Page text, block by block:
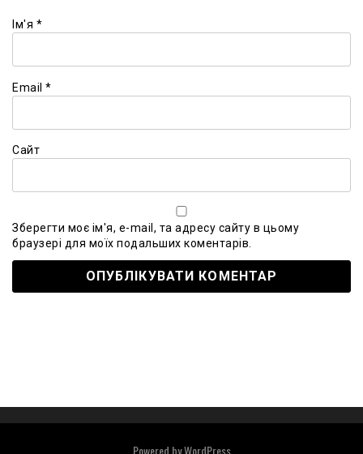
Ім'я *
Email *
Сайт
Зберегти моє ім'я, e-mail, та адресу сайту в цьому
браузері для моїх подальших коментарів.